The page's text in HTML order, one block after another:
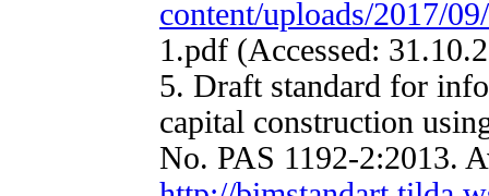
content/uploads/2017/09/
1.pdf (Accessed:
5. Draft standard for
capital construction
No. PAS 1192-2:2013.